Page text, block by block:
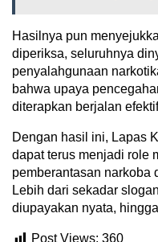
Hasilnya pun
diperiksa, seluruhnya
penyalahgunaan
bahwa upaya
diterapkan berjalan
Dengan hasil ini, Lapas
dapat terus menjadi role
pemberantasan narkoba
Lebih dari sekadar
diupayakan nyata,
Post Views: 360